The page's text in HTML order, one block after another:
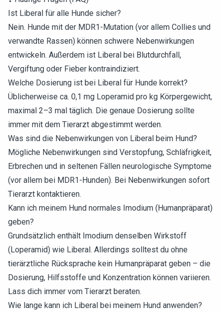
Ist Liberal für alle Hunde sicher?
Nein. Hunde mit der MDR1-Mutation (vor allem Collies und
verwandte Rassen) können schwere Nebenwirkungen
entwickeln. Außerdem ist Liberal bei Blutdurchfall,
Vergiftung oder Fieber kontraindiziert.
Welche Dosierung ist bei Liberal für Hunde korrekt?
Üblicherweise ca. 0,1 mg Loperamid pro kg Körpergewicht,
maximal 2–3 mal täglich. Die genaue Dosierung sollte
immer mit dem Tierarzt abgestimmt werden.
Was sind die Nebenwirkungen von Liberal beim Hund?
Mögliche Nebenwirkungen sind Verstopfung, Schläfrigkeit,
Erbrechen und in seltenen Fällen neurologische Symptome
(vor allem bei MDR1-Hunden). Bei Nebenwirkungen sofort
Tierarzt kontaktieren.
Kann ich meinem Hund normales Imodium (Humanpräparat)
geben?
Grundsätzlich enthält Imodium denselben Wirkstoff
(Loperamid) wie Liberal. Allerdings solltest du ohne
tierärztliche Rücksprache kein Humanpräparat geben – die
Dosierung, Hilfsstoffe und Konzentration können variieren.
Lass dich immer vom Tierarzt beraten.
Wie lange kann ich Liberal bei meinem Hund anwenden?